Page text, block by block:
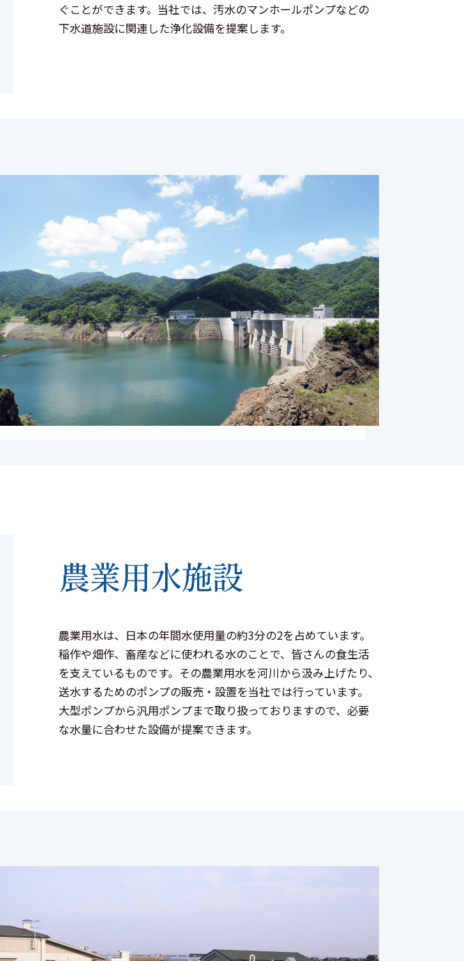
ぐことができます。当社では、汚水のマンホールポンプなどの
下水道施設に関連した浄化設備を提案します。
農業用水施設
農業用水は、日本の年間水使用量の約3分の2を占めています。
稲作や畑作、畜産などに使われる水のことで、皆さんの食生活
を支えているものです。その農業用水を河川から汲み上げたり、
送水するためのポンプの販売・設置を当社では行っています。
大型ポンプから汎用ポンプまで取り扱っておりますので、必要
な水量に合わせた設備が提案できます。